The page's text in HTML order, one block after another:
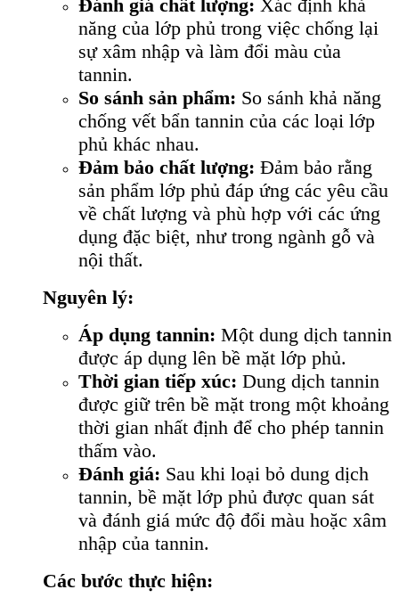
Đánh giá chất lượng: Xác định khả
năng của lớp phủ trong việc chống lại
sự xâm nhập và làm đổi màu của
tannin.
So sánh sản phẩm: So sánh khả năng
chống vết bẩn tannin của các loại lớp
phủ khác nhau.
Đảm bảo chất lượng: Đảm bảo rằng
sản phẩm lớp phủ đáp ứng các yêu cầu
về chất lượng và phù hợp với các ứng
dụng đặc biệt, như trong ngành gỗ và
nội thất.
Nguyên lý:
Áp dụng tannin: Một dung dịch tannin
được áp dụng lên bề mặt lớp phủ.
Thời gian tiếp xúc: Dung dịch tannin
được giữ trên bề mặt trong một khoảng
thời gian nhất định để cho phép tannin
thấm vào.
Đánh giá: Sau khi loại bỏ dung dịch
tannin, bề mặt lớp phủ được quan sát
và đánh giá mức độ đổi màu hoặc xâm
nhập của tannin.
Các bước thực hiện: